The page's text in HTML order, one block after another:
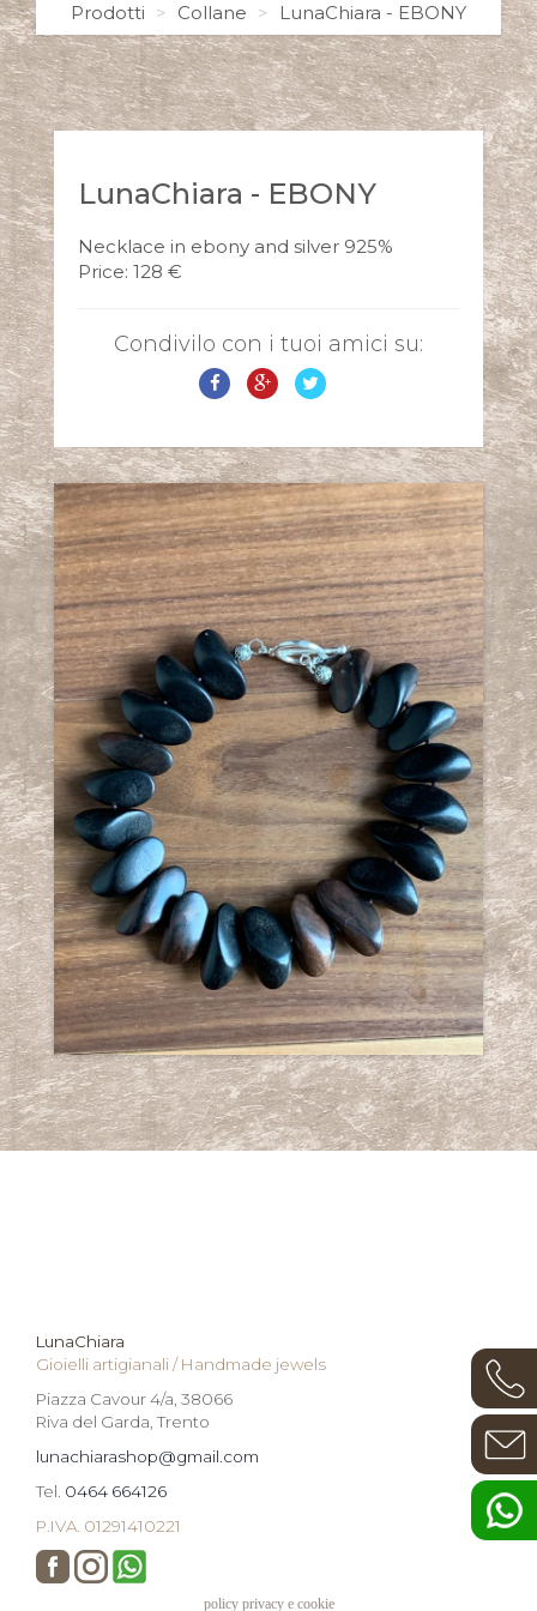
Prodotti Collane LunaChiara - EBONY
LunaChiara - EBONY
Necklace in ebony and silver 925%
Price: 128 €
Condivilo con i tuoi amici su:
LunaChiara
Gioielli artigianali / Handmade jewels
Piazza Cavour 4/a, 38066
Riva del Garda, Trento
lunachiarashop@gmail.com
Tel. 0464 664126
P.IVA. 01291410221
policy privacy e cookie